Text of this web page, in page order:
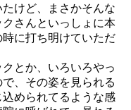
けど、まさかそんな
さんといっしょに本
に打ち明けていただ
とか、いろいろやっ
、その姿を見られる
められてるような感